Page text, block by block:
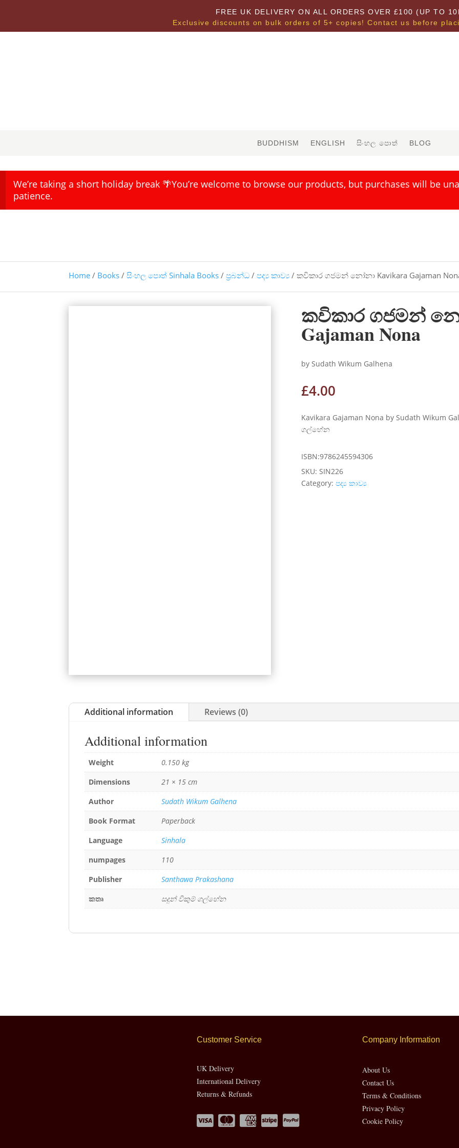
FREE UK DELIVERY ON ALL ORDERS OVER £100 (UP TO
Exclusive discounts on bulk orders of 5+ copies! Contact us before
BUDDHISM ENGLISH සිංහල පොත් BLOG
We’re taking a short holiday break 🌴You’re welcome to browse our products, but purchases will be
patience.
Home / Books /සිංහල පොත් Sinhala Books /ප්‍රබන්ධ /පද්‍ය කාව්‍ය / කවිකාර ගජමන් නෝනා Kavikara Gajaman
කවිකාර ගජමන්
Gajaman Nona
by Sudath Wikum Galhena
£4.00
Kavikara Gajaman Nona by Sudath
ගල්හේන
ISBN:9786245594306
SKU:SIN226
Category:පද්‍ය කාව්‍ය
Additional information Reviews (0)
Additional information
Weight
0.150 kg
Dimensions
21 × 15 cm
Author
Sudath Wikum Galhena
Book Format
Paperback
Language
Sinhala
numpages
110
Publisher
Santhawa Prakashana
කතෘ
සදුන් විකුම් ගල්හේන
Customer Service
UK Delivery
International Delivery
Returns & Refunds
Company Information
About Us
Contact Us
Terms & Conditions
Privacy Policy
Cookie Policy